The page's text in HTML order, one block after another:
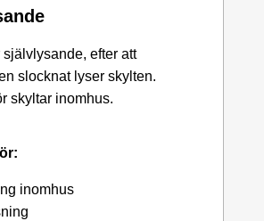
självlysande, efter att
slocknat lyser skylten.
skyltar inomhus.
inomhus